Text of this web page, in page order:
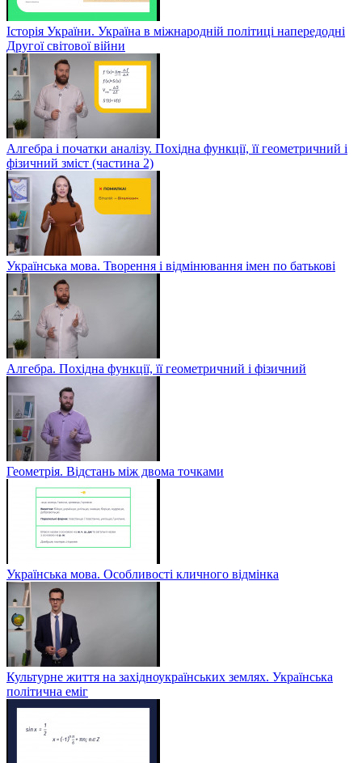
Історія України. Україна в міжнародній політиці напередодні
Другої світової війни
Алгебра і початки аналізу. Похідна функції, її геометричний і
фізичний зміст (частина 2)
Українська мова. Творення і відмінювання імен по батькові
Алгебра. Похідна функції, її геометричний і фізичний
Геометрія. Відстань між двома точками
Українська мова. Особливості кличного відмінка
Культурне життя на західноукраїнських землях. Українська
політична еміг